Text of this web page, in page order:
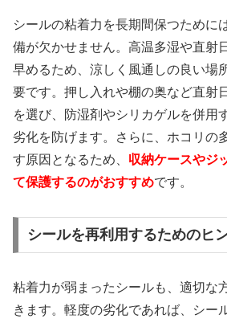
シールの粘着力を長期間保つために
備が欠かせません。高温多湿や直射
早めるため、涼しく風通しの良い場
要です。押し入れや棚の奥など直射
を選び、防湿剤やシリカゲルを併用
劣化を防げます。さらに、ホコリの
す原因となるため、 収納ケースやジ
て保護するのがおすすめです。
シールを再利用するためのヒ
粘着力が弱まったシールも、適切な
きます。軽度の劣化であれば、シー